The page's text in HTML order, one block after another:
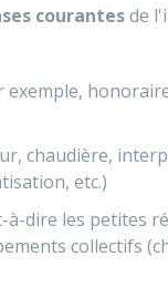
courantesde
chaudière,
etc.)
à-dire les petites
collectifs